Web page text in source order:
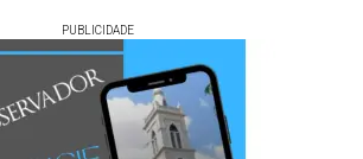
PUBLICIDADE